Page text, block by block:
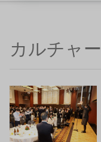
カルチャー